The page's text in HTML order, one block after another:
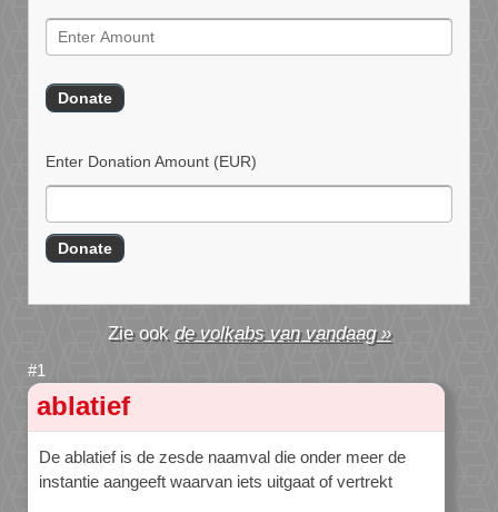
Enter Donation Amount (EUR)
de volkabs van vandaag »
ablatief
De ablatief is de zesde naamval die onder meer de
instantie aangeeft waarvan iets uitgaat of vertrekt